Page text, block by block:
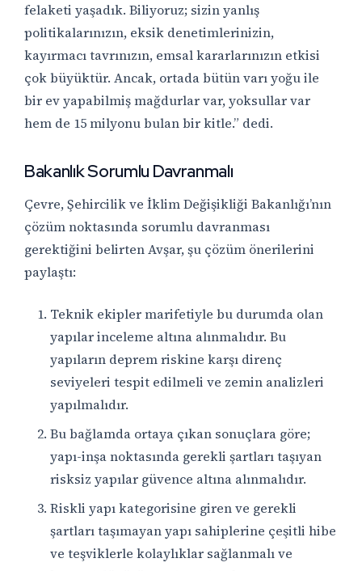
felaketi yaşadık. Biliyoruz; sizin yanlış
politikalarınızın, eksik denetimlerinizin,
kayırmacı tavrınızın, emsal kararlarınızın etkisi
çok büyüktür. Ancak, ortada bütün varı yoğu ile
bir ev yapabilmiş mağdurlar var, yoksullar var
hem de 15 milyonu bulan bir kitle.” dedi.
Bakanlık Sorumlu Davranmalı
Çevre, Şehircilik ve İklim Değişikliği Bakanlığı’nın
çözüm noktasında sorumlu davranması
gerektiğini belirten Avşar, şu çözüm önerilerini
paylaştı:
Teknik ekipler marifetiyle bu durumda olan
yapılar inceleme altına alınmalıdır. Bu
yapıların deprem riskine karşı direnç
seviyeleri tespit edilmeli ve zemin analizleri
yapılmalıdır.
Bu bağlamda ortaya çıkan sonuçlara göre;
yapı-inşa noktasında gerekli şartları taşıyan
risksiz yapılar güvence altına alınmalıdır.
Riskli yapı kategorisine giren ve gerekli
şartları taşımayan yapı sahiplerine çeşitli hibe
ve teşviklerle kolaylıklar sağlanmalı ve